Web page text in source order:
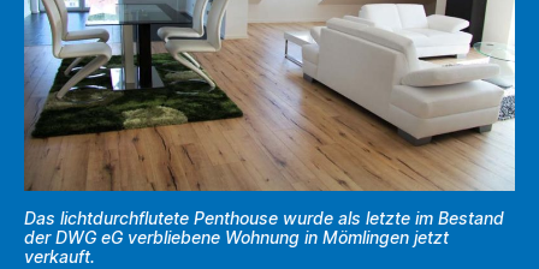
Das lichtdurchflutete Penthouse wurde als letzte im Bestand
der DWG eG verbliebene Wohnung in Mömlingen jetzt
verkauft.